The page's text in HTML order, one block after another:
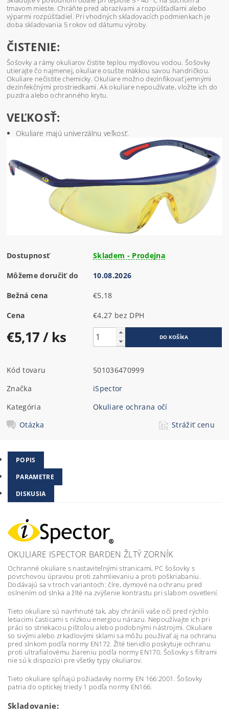
tmavom mieste. Chráňte pred abrazívami a rozpúšťadlami alebo
výparmi rozpúšťadiel. Pri vhodných skladovacích podmienkach je
doba skladovania 5 rokov od dátumu výroby.
ČISTENIE:
Šošovky a rámy okuliarov čistite teplou mydlovou vodou. Šošovky
utierajte čo najmenej, okuliare osušte mäkkou savou handričkou.
Okuliare nečistite chemicky. Okuliare možno dezinfikovať jemnými
dezinfekčnými prostriedkami. Ak okuliare nepoužívate, vložte ich do
puzdra alebo ochranného krytu.
VEĽKOSŤ:
Okuliare majú univerzálnu veľkosť.
Dostupnosť Skladem - Prodejna
Môžeme doručiť do 10.08.2026
Bežná cena €5,18
Cena €4,27 bez DPH
€5,17/ ks
Kód tovaru
501036470999
Značka
iSpector
Kategória
Okuliare ochrana očí
Otázka
Strážiť cenu
POPIS
PARAMETRE
DISKUSIA
OKULIARE ISPECTOR BARDEN ŽLTÝ ZORNÍK
Ochranné okuliare s nastaviteľnými stranicami, PC šošovky s
povrchovou úpravou proti zahmlievaniu a proti poškriabaniu.
Dodávajú sa v troch variantoch: číre, dymové na ochranu pred
oslnením od slnka a žlté na zvýšenie kontrastu pri slabom osvetlení.
Tieto okuliare sú navrhnuté tak, aby chránili vaše oči pred rýchlo
letiacimi časticami s nízkou energiou nárazu. Nepoužívajte ich pri
práci so striekacou pištoľou alebo podobnými nástrojmi. Okuliare
so sivými alebo zrkadlovými sklami sa môžu používať aj na ochranu
pred slnkom podľa normy EN172. Žlté tienidlo poskytuje ochranu
proti ultrafialovému žiareniu podľa normy EN170. Šošovky s filtrami
nie sú k dispozícii pre všetky typy okuliarov.
Tieto okuliare spĺňajú požiadavky normy EN 166:2001. Šošovky
patria do optickej triedy 1 podľa normy EN166.
Skladovanie: